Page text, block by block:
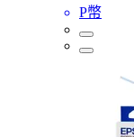
P幣